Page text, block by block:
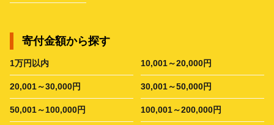
寄付金額から探す
1万円以内 10,001～20,000円
20,001～30,000円 30,001～50,000円
50,001～100,000円 100,001～200,000円